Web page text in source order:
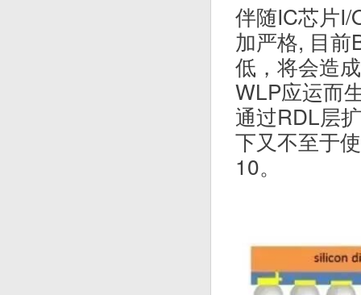
伴随IC芯片I/
加严格, 目前
低，将会造
WLP应运而
通过RDL层
下又不至于
10。